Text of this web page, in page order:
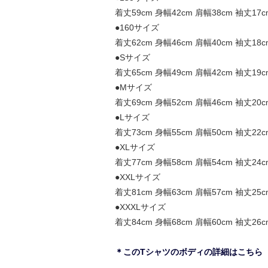
着丈59cm 身幅42cm 肩幅38cm 袖丈
●160サイズ
着丈62cm 身幅46cm 肩幅40cm 袖丈
●Sサイズ
着丈65cm 身幅49cm 肩幅42cm 袖丈
●Mサイズ
着丈69cm 身幅52cm 肩幅46cm 袖丈
●Lサイズ
着丈73cm 身幅55cm 肩幅50cm 袖丈
●XLサイズ
着丈77cm 身幅58cm 肩幅54cm 袖丈
●XXLサイズ
着丈81cm 身幅63cm 肩幅57cm 袖丈
●XXXLサイズ
着丈84cm 身幅68cm 肩幅60cm 袖丈
＊このTシャツのボディの詳細はこちら